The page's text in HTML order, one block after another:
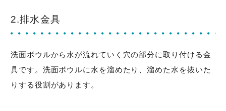
2.排水金具
洗面ボウルから水が流れていく穴の部分に取り付ける金
具です。洗面ボウルに水を溜めたり、溜めた水を抜いた
りする役割があります。